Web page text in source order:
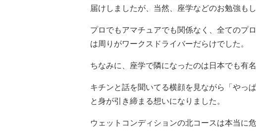
届けしましたが、当然、座学などのお勉強も
プロでもアマチュアでも関係なく、全てのプ
は周りがワークスドライバーだらけでした。
ちなみに、座学で隣になったのは日本でも有
キチンと話を聞いてる横顔を見ながら「やっ
と身が引き締まる想いになりました。
ウェットコンディションの北コースは本当に